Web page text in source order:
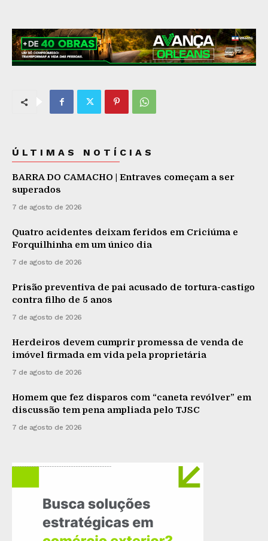
ÚLTIMAS NOTÍCIAS
BARRA DO CAMACHO | Entraves começam a ser
superados
7 de agosto de 2026
Quatro acidentes deixam feridos em Criciúma e
Forquilhinha em um único dia
7 de agosto de 2026
Prisão preventiva de pai acusado de tortura-castigo
contra filho de 5 anos
7 de agosto de 2026
Herdeiros devem cumprir promessa de venda de
imóvel firmada em vida pela proprietária
7 de agosto de 2026
Homem que fez disparos com “caneta revólver” em
discussão tem pena ampliada pelo TJSC
7 de agosto de 2026